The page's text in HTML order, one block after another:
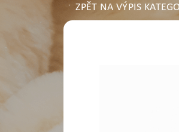
ZPĚT NA VÝPIS